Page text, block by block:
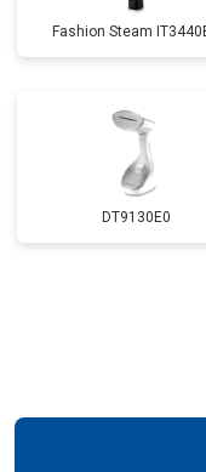
Fashion Steam
DT9130E0